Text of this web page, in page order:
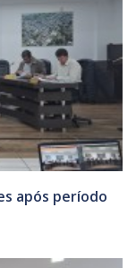
após período